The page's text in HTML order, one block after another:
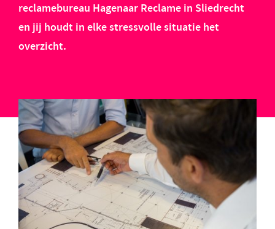
reclamebureau Hagenaar Reclame in Sliedrecht
en jij houdt in elke stressvolle situatie het
overzicht.